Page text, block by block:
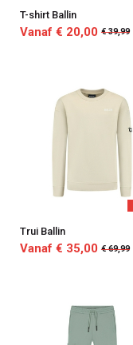
T-shirt Ballin
Vanaf € 20,00 € 39,99
Trui Ballin
Vanaf € 35,00 € 69,99